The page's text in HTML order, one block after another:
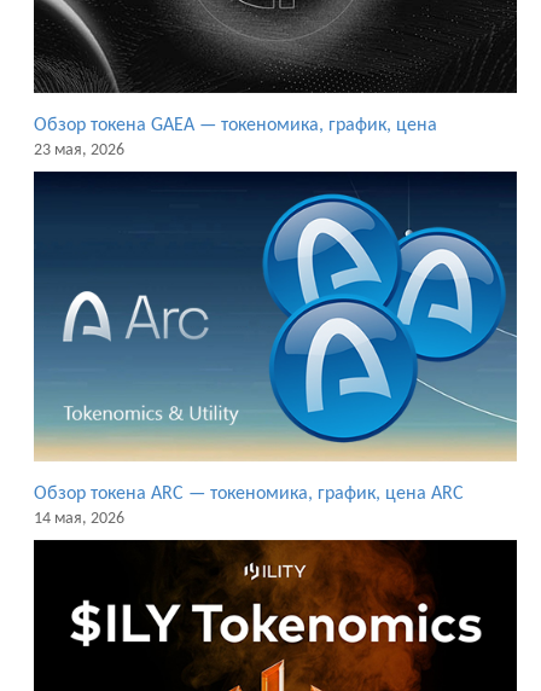
Обзор токена GAEA — токеномика, график, цена
23 мая, 2026
Обзор токена ARC — токеномика, график, цена ARC
14 мая, 2026